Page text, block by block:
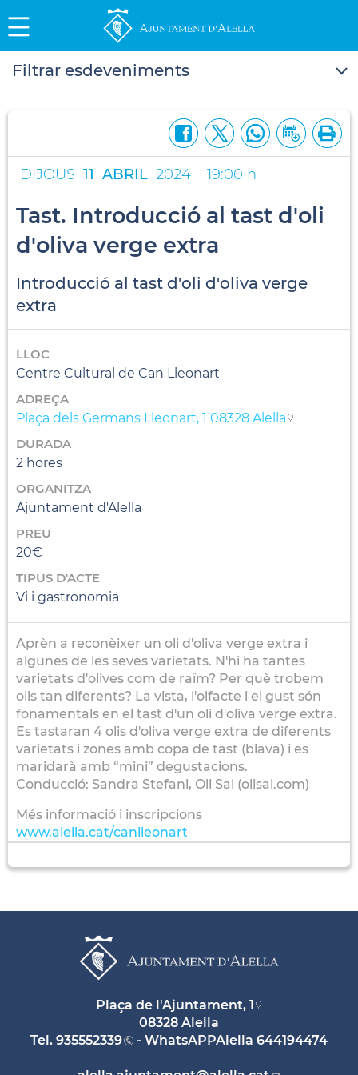
Filtrar esdeveniments
DIJOUS 11 ABRIL 2024 19:00 h
Tast. Introducció al tast d'oli
d'oliva verge extra
Introducció al tast d'oli d'oliva verge
extra
LLOC
Centre Cultural de Can Lleonart
ADREÇA
Plaça dels Germans Lleonart, 1 08328 Alella
DURADA
2 hores
ORGANITZA
Ajuntament d'Alella
PREU
20€
TIPUS D'ACTE
Vi i gastronomia
Aprèn a reconèixer un oli d'oliva verge extra i
algunes de les seves varietats. N'hi ha tantes
varietats d'olives com de raïm? Per què trobem
olis tan diferents? La vista, l'olfacte i el gust són
fonamentals en el tast d'un oli d'oliva verge extra.
Es tastaran 4 olis d'oliva verge extra de diferents
varietats i zones amb copa de tast (blava) i es
maridarà amb “mini” degustacions.
Conducció: Sandra Stefani, Oli Sal (olisal.com)
Més informació i inscripcions
www.alella.cat/canlleonart
Plaça de l'Ajuntament, 1
08328 Alella
Tel. 935552339 - WhatsAPPAlella 644194474